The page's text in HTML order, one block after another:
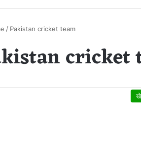
/ Pakistan cricket team
cricket